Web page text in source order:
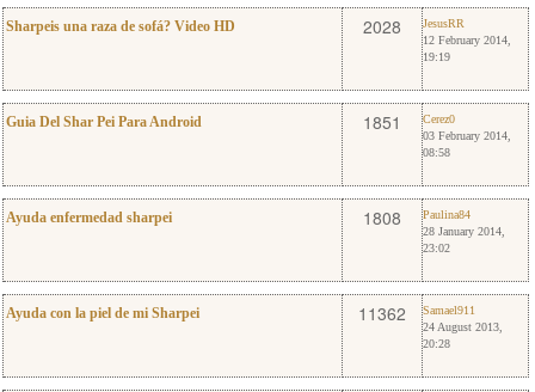
Sharpeis una raza de sofá? Video HD JesusRR
2028
JesusRR
12 February 2014,
19:19
Guia Del Shar Pei Para Android Cerez01851
Cerez0
03 February 2014,
08:58
Ayuda enfermedad sharpei Paulina84
1808
Paulina84
28 January 2014,
23:02
Ayuda con la piel de mi Sharpei Samael911
2011362
Samael911
24 August 2013,
20:28